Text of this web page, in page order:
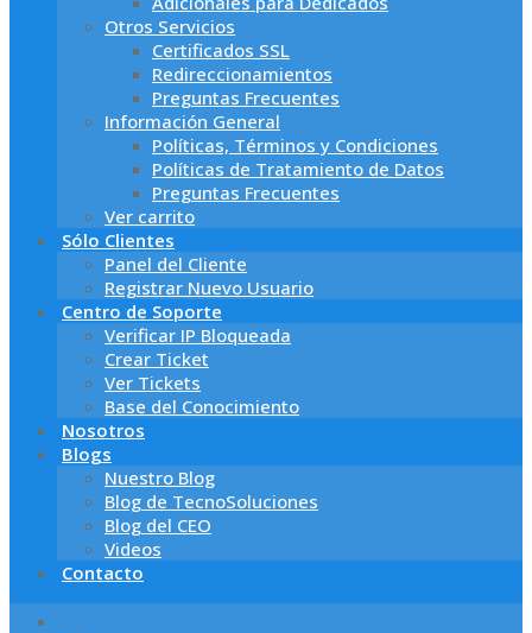
Otros Servicios
Certificados SSL
Redireccionamientos
Preguntas Frecuentes
Información General
Políticas, Términos y Condiciones
Políticas de Tratamiento de Datos
Preguntas Frecuentes
Ver carrito
Sólo Clientes
Panel del Cliente
Registrar Nuevo Usuario
Centro de Soporte
Verificar IP Bloqueada
Crear Ticket
Ver Tickets
Base del Conocimiento
Nosotros
Blogs
Nuestro Blog
Blog de TecnoSoluciones
Blog del CEO
Videos
Contacto